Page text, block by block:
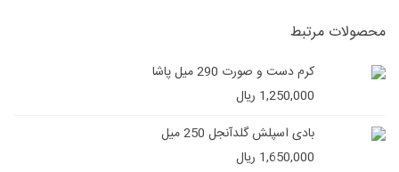
محصولات مرتبط
کرم دست و صورت 290 میل پاشا
1,250,000 ریال
بادی اسپلش گلدآنجل 250 میل
1,650,000 ریال